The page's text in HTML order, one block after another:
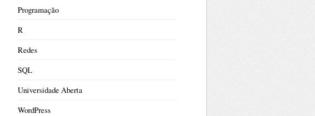
Programação
R
Redes
SQL
Universidade Aberta
WordPress